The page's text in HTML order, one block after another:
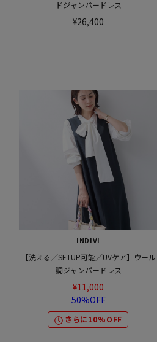
ドジャンパードレス
¥26,400
INDIVI
【洗える／SETUP可能／UVケア】ウール
調ジャンパードレス
¥11,000
50%OFF
さらに10%OFF